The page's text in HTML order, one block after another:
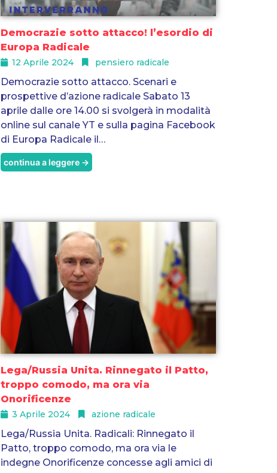
Democrazie sotto attacco! l’esordio di
Europa Radicale
12 Aprile 2024 pensiero radicale
Democrazie sotto attacco. Scenari e
prospettive d’azione radicale Sabato 13
aprile dalle ore 14.00 si svolgerà in modalità
online sul canale YT e sulla pagina Facebook
di Europa Radicale il…
continua a leggere →
Lega/Russia Unita. Rinnegato il Patto,
troppo comodo, ma ora via
Onorificenze
3 Aprile 2024 azione radicale
Lega/Russia Unita. Radicali: Rinnegato il
Patto, troppo comodo, ma ora via le
indegne Onorificenze concesse agli amici di